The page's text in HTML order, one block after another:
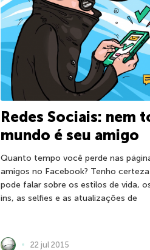
Redes Sociais: nem
mundo é seu amigo
Quanto tempo você perde nas
amigos no Facebook? Tenho
pode falar sobre os estilos de vida,
ins, as selfies e as atualizações de
22 jul 2015